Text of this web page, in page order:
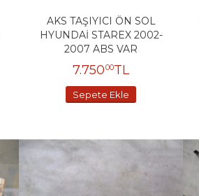
AKS TAŞIYICI ÖN SOL
HYUNDAİ STAREX 2002-
2007 ABS VAR
7.75000TL
Sepete Ekle